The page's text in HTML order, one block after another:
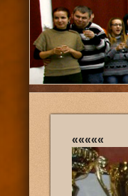
«««««